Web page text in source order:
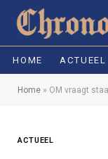
HOME ACTUEEL
Home » OM vraagt staat van
ACTUEEL